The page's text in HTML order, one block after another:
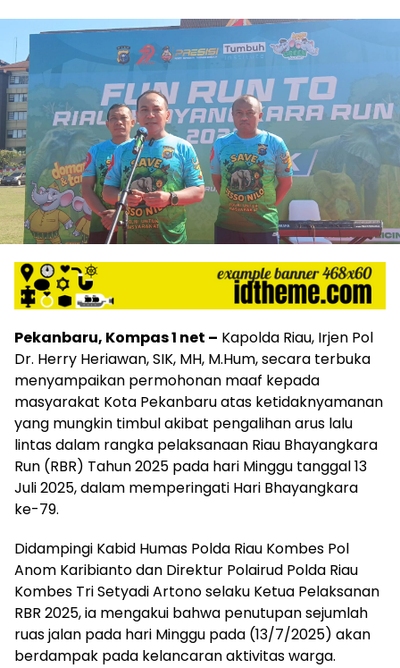
Pekanbaru, Kompas 1 net – Kapolda Riau, Irjen Pol
Dr. Herry Heriawan, SIK, MH, M.Hum, secara terbuka
menyampaikan permohonan maaf kepada
masyarakat Kota Pekanbaru atas ketidaknyamanan
yang mungkin timbul akibat pengalihan arus lalu
lintas dalam rangka pelaksanaan Riau Bhayangkara
Run (RBR) Tahun 2025 pada hari Minggu tanggal 13
Juli 2025, dalam memperingati Hari Bhayangkara
ke-79.
Didampingi Kabid Humas Polda Riau Kombes Pol
Anom Karibianto dan Direktur Polairud Polda Riau
Kombes Tri Setyadi Artono selaku Ketua Pelaksanan
RBR 2025, ia mengakui bahwa penutupan sejumlah
ruas jalan pada hari Minggu pada (13/7/2025) akan
berdampak pada kelancaran aktivitas warga.